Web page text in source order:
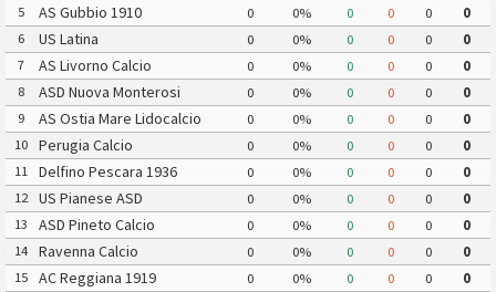
5
AS Gubbio 1910 0 0% 0 0 0
0
6
US Latina 0 0% 0 0 0
0
7
AS Livorno Calcio 0 0% 0 0 0
0
8
ASD Nuova Monterosi 0 0% 0 0 0
0
9
AS Ostia Mare Lidocalcio 0 0% 0 0 0
0
10
Perugia Calcio 0 0% 0 0 0
0
11
Delfino Pescara 1936 0 0% 0 0 0
0
12
US Pianese ASD 0 0% 0 0 0
0
13
ASD Pineto Calcio 0 0% 0 0 0
0
14
Ravenna Calcio 0 0% 0 0 0
0
15
AC Reggiana 1919 0 0% 0 0 0
0